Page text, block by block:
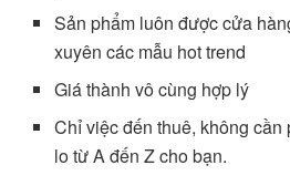
Sản phẩm luôn được cửa
xuyên các mẫu hot trend
Giá thành vô cùng hợp lý
Chỉ việc đến thuê, không
lo từ A đến Z cho bạn.